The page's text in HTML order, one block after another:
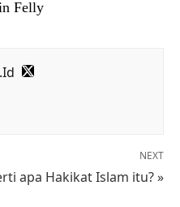
Felly
NEXT
apa Hakikat Islam itu? »